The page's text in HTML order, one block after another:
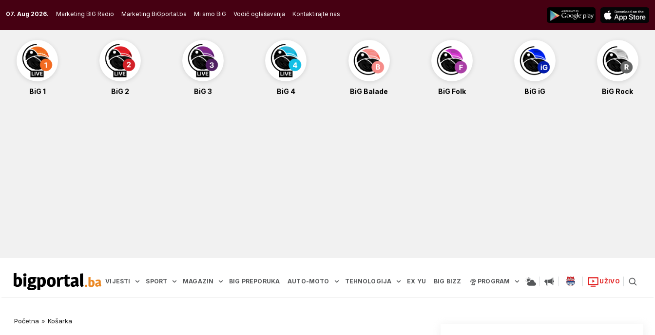
to
content
07. Aug 2026. Marketing BIG Radio Marketing BiGportal.ba Mi smo BiG Vodič oglašavanja Kontaktirajte nas
BiG 1 BiG 2 BiG 3 BiG 4 BiG Balade BiG Folk BiG iG BiG Rock
VIJESTI SPORT MAGAZIN BIG PREPORUKA AUTO-MOTO TEHNOLOGIJA EX YU BIG BIZZ PROGRAM UŽIVO
Početna » Košarka